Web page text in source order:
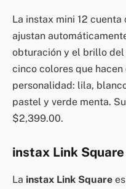
La instax mini 12
ajustan
obturación y el brillo
cinco colores que
personalidad: lila,
pastel y verde menta.
$2,399.00.
instax Link Square
La instax Link Square